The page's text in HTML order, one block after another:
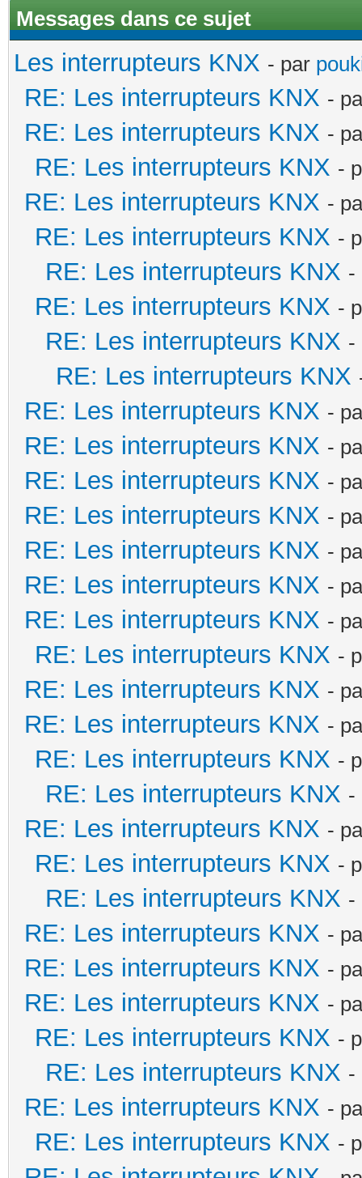
Messages dans ce sujet
Les interrupteurs KNX - par
RE: Les interrupteurs KNX -
RE: Les interrupteurs KNX -
RE: Les interrupteurs KNX -
RE: Les interrupteurs KNX -
RE: Les interrupteurs KNX -
RE: Les interrupteurs KNX -
RE: Les interrupteurs KNX -
RE: Les interrupteurs KNX -
RE: Les interrupteurs KNX
RE: Les interrupteurs KNX -
RE: Les interrupteurs KNX -
RE: Les interrupteurs KNX -
RE: Les interrupteurs KNX -
RE: Les interrupteurs KNX -
RE: Les interrupteurs KNX -
RE: Les interrupteurs KNX -
RE: Les interrupteurs KNX -
RE: Les interrupteurs KNX -
RE: Les interrupteurs KNX -
RE: Les interrupteurs KNX -
RE: Les interrupteurs KNX -
RE: Les interrupteurs KNX -
RE: Les interrupteurs KNX -
RE: Les interrupteurs KNX -
RE: Les interrupteurs KNX -
RE: Les interrupteurs KNX -
RE: Les interrupteurs KNX -
RE: Les interrupteurs KNX -
RE: Les interrupteurs KNX -
RE: Les interrupteurs KNX -
RE: Les interrupteurs KNX -